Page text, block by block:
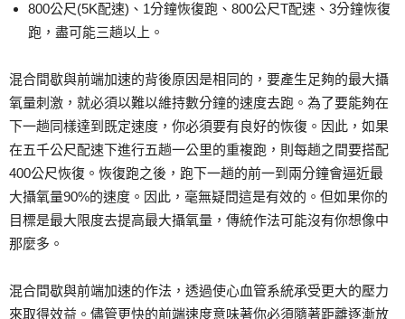
800公尺(5K配速)、1分鐘恢復跑、800公尺T配速、3分鐘恢復
跑，盡可能三趟以上。
混合間歇與前端加速的背後原因是相同的，要產生足夠的最大攝
氧量刺激，就必須以難以維持數分鐘的速度去跑。為了要能夠在
下一趟同樣達到既定速度，你必須要有良好的恢復。因此，如果
在五千公尺配速下進行五趟一公里的重複跑，則每趟之間要搭配
400公尺恢復。恢復跑之後，跑下一趟的前一到兩分鐘會逼近最
大攝氧量90%的速度。因此，毫無疑問這是有效的。但如果你的
目標是最大限度去提高最大攝氧量，傳統作法可能沒有你想像中
那麼多。
混合間歇與前端加速的作法，透過使心血管系統承受更大的壓力
來取得效益。儘管更快的前端速度意味著你必須隨著距離逐漸放